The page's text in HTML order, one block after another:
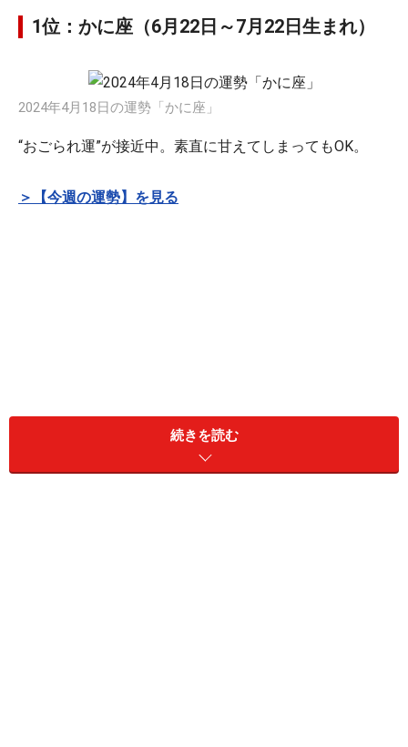
1位：かに座（6月22日～7月22日生まれ）
2024年4月18日の運勢「かに座」
“おごられ運”が接近中。素直に甘えてしまってもOK。
＞【今週の運勢】を見る
続きを読む